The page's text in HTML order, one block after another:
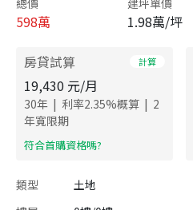
總價
598萬
建坪單價
1.98萬/坪
房貸試算 計算
19,430 元/月
30年 | 利率2.35%概算 | 2
年寬限期
​符合首購資格嗎?
類型 土地